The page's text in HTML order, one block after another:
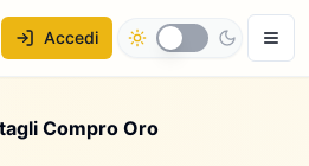
Accedi
Compro Oro